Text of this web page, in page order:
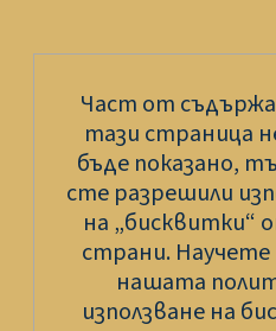
Част от
тази страница
бъде показано,
сте разрешили
на
страни. Научете
нашата
използване на